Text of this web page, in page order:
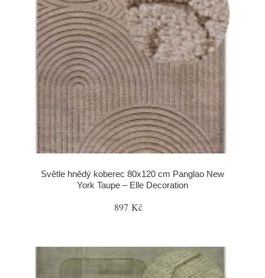
Světle hnědý koberec 80x120 cm Panglao New
York Taupe – Elle Decoration
897 Kč